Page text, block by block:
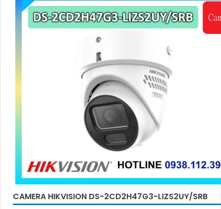
CAMERA HIKVISION DS-2CD2H47G3-LIZS2UY/SRB